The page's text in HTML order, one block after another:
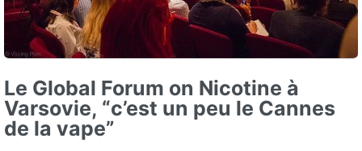
Le Global Forum on Nicotine à
Varsovie, “c’est un peu le Cannes
de la vape”